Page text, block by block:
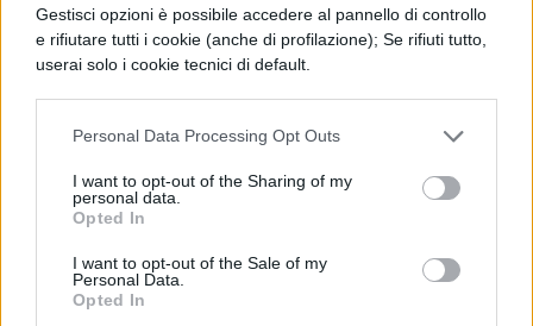
Gestisci opzioni è possibile accedere al pannello di controllo
e rifiutare tutti i cookie (anche di profilazione); Se rifiuti tutto,
userai solo i cookie tecnici di default.
Personal Data Processing Opt Outs
I want to opt-out of the Sharing of my
personal data.
Opted In
I want to opt-out of the Sale of my
Personal Data.
Opted In
Louise di Thelma e Louise (1992):
più matura ed esperta dell'emotiva
Thelma, il personaggio di Susan
Sarandon è quell'amica che dispensa
consiglia preziosi e che finisce per
essere la guida che avremmo sempre
Buzz Lightyear di Toy Story (1995)